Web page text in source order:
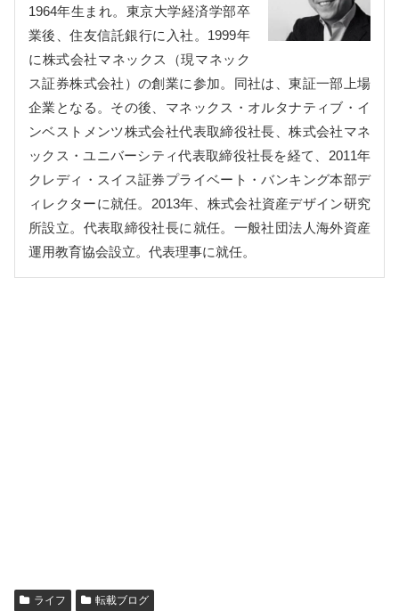
1964年生まれ。東京大学経済学部卒
業後、住友信託銀行に入社。1999年
に株式会社マネックス（現マネック
ス証券株式会社）の創業に参加。同社は、東証一部上場
企業となる。その後、マネックス・オルタナティブ・イ
ンベストメンツ株式会社代表取締役社長、株式会社マネ
ックス・ユニバーシティ代表取締役社長を経て、2011年
クレディ・スイス証券プライベート・バンキング本部デ
ィレクターに就任。2013年、株式会社資産デザイン研究
所設立。代表取締役社長に就任。一般社団法人海外資産
運用教育協会設立。代表理事に就任。
ライフ 転載ブログ